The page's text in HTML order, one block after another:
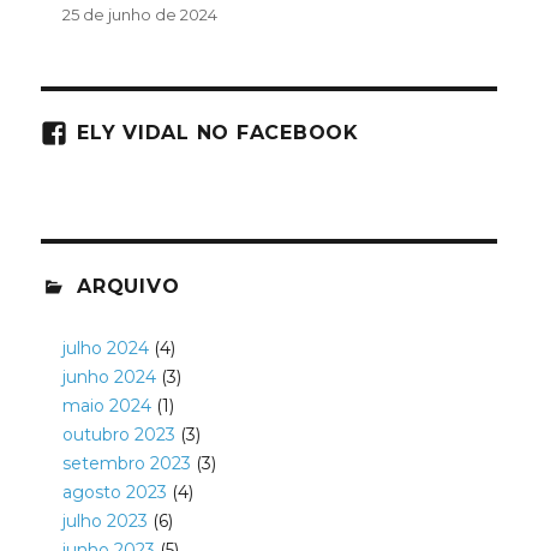
25 de junho de 2024
ELY VIDAL NO FACEBOOK
ARQUIVO
julho 2024(4)
junho 2024(3)
maio 2024(1)
outubro 2023 (3)
setembro 2023 (3)
agosto 2023 (4)
julho 2023 (6)